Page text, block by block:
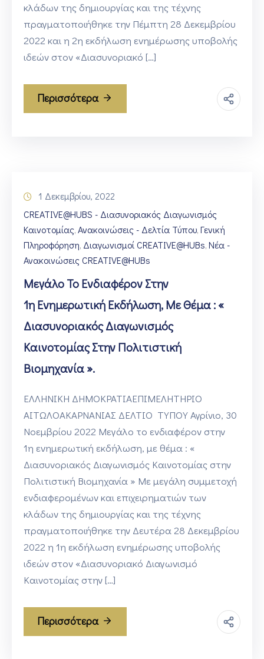
κλάδων της δημιουργίας και της τέχνης
πραγματοποιήθηκε την Πέμπτη 28 Δεκεμβρίου
2022 και η 2η εκδήλωση ενημέρωσης υποβολής
ιδεών στον «Διασυνοριακό […]
Περισσότερα
1 Δεκεμβρίου, 2022
CREATIVE@HUBS - Διασυνοριακός Διαγωνισμός
Καινοτομίας‚ Ανακοινώσεις - Δελτία Τύπου‚ Γενική
Πληροφόρηση‚ Διαγωνισμοί CREATIVE@HUBs‚ Νέα -
Ανακοινώσεις CREATIVE@HUBs
Μεγάλο Το Ενδιαφέρον Στην
1η Ενημερωτική Εκδήλωση, Με Θέμα : «
Διασυνοριακός Διαγωνισμός
Καινοτομίας Στην Πολιτιστική
Βιομηχανία ».
ΕΛΛΗΝΙΚΗ ΔΗΜΟΚΡΑΤΙΑΕΠΙΜΕΛΗΤΗΡΙΟ
ΑΙΤΩΛΟΑΚΑΡΝΑΝΙΑΣ ΔΕΛΤΙΟ ΤΥΠΟΥ Αγρίνιο, 30
Νοεμβρίου 2022 Μεγάλο το ενδιαφέρον στην
1η ενημερωτική εκδήλωση, με θέμα : «
Διασυνοριακός Διαγωνισμός Καινοτομίας στην
Πολιτιστική Βιομηχανία » Με μεγάλη συμμετοχή
ενδιαφερομένων και επιχειρηματιών των
κλάδων της δημιουργίας και της τέχνης
πραγματοποιήθηκε την Δευτέρα 28 Δεκεμβρίου
2022 η 1η εκδήλωση ενημέρωσης υποβολής
ιδεών στον «Διασυνοριακό Διαγωνισμό
Καινοτομίας στην […]
Περισσότερα